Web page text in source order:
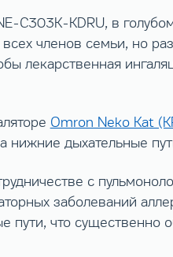
C303K-KDRU, в
членов семьи, но
лекарственная
Omron Neko Kat
нижние дыхательные
с
заболеваний
что существенно